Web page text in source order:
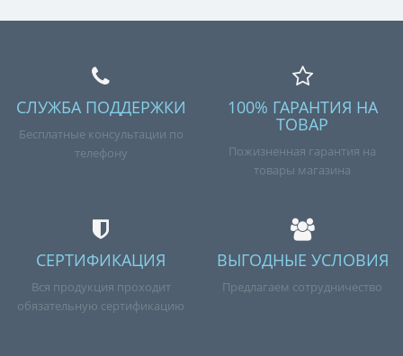
СЛУЖБА ПОДДЕРЖКИ
Бесплатные консультации по
телефону
100% ГАРАНТИЯ НА
ТОВАР
Пожизненная гарантия на
товары магазина
СЕРТИФИКАЦИЯ
Вся продукция проходит
обязательную сертификацию
ВЫГОДНЫЕ УСЛОВИЯ
Предлагаем сотрудничество